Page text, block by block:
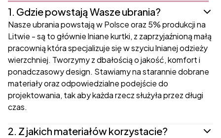
1. Gdzie powstają Wasze ubrania?
Nasze ubrania powstają w Polsce oraz 5% produkcji na
Litwie - są to głównie lniane kurtki, z zaprzyjaźnioną małą
pracownią która specjalizuje się w szyciu lnianej odzieży
wierzchniej. Tworzymy z dbałością o jakość, komfort i
ponadczasowy design. Stawiamy na starannie dobrane
materiały oraz odpowiedzialne podejście do
projektowania, tak aby każda rzecz służyła przez długi
czas.
2. Z jakich materiałów korzystacie?